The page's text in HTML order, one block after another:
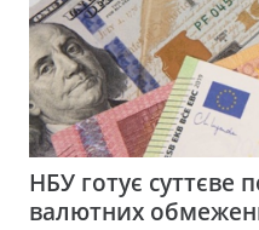
НБУ готує суттєве
валютних